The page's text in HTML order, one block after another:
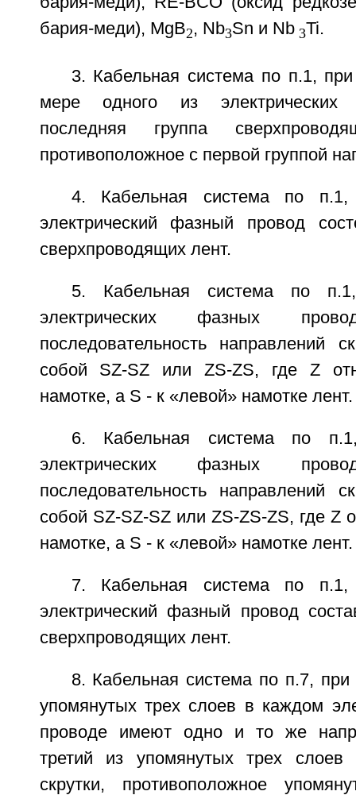
бария-меди), MgB2, Nb3Sn и Nb3Ti.
3. Кабельная система по п.1,
мере одного из электрических
последняя группа
противоположное с первой группой
4. Кабельная система по
электрический фазный провод
сверхпроводящих лент.
5. Кабельная система по
электрических фазных
последовательность направлений
собой SZ-SZ или ZS-ZS, где Z
намотке, a S - к «левой» намотке лент.
6. Кабельная система по
электрических фазных
последовательность направлений
собой SZ-SZ-SZ или ZS-ZS-ZS, где Z
намотке, а S - к «левой» намотке лент.
7. Кабельная система по
электрический фазный провод
сверхпроводящих лент.
8. Кабельная система по п.7,
упомянутых трех слоев в каждом
проводе имеют одно и то же
третий из упомянутых трех слоев
скрутки, противоположное